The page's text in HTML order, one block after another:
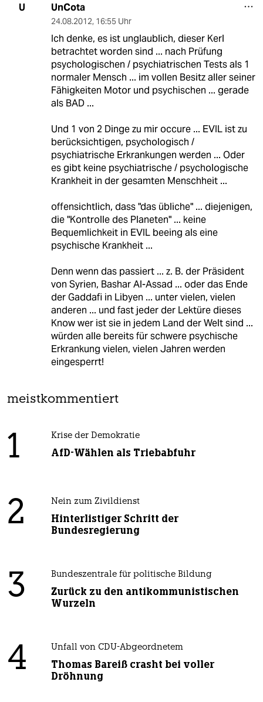
U UnCota
24.08.2012, 16:55 Uhr
Ich denke, es ist unglaublich, dieser Kerl
betrachtet worden sind ... nach Prüfung
psychologischen / psychiatrischen Tests als 1
normaler Mensch ... im vollen Besitz aller seiner
Fähigkeiten Motor und psychischen ... gerade
als BAD ...
Und 1 von 2 Dinge zu mir occure ... EVIL ist zu
berücksichtigen, psychologisch /
psychiatrische Erkrankungen werden ... Oder
es gibt keine psychiatrische / psychologische
Krankheit in der gesamten Menschheit ...
offensichtlich, dass "das übliche" ... diejenigen,
die "Kontrolle des Planeten" ... keine
Bequemlichkeit in EVIL beeing als eine
psychische Krankheit ...
Denn wenn das passiert ... z. B. der Präsident
von Syrien, Bashar Al-Assad ... oder das Ende
der Gaddafi in Libyen ... unter vielen, vielen
anderen ... und fast jeder der Lektüre dieses
Know wer ist sie in jedem Land der Welt sind ...
würden alle bereits für schwere psychische
Erkrankung vielen, vielen Jahren werden
eingesperrt!
meistkommentiert
1 Krise der Demokratie
AfD-Wählen als Triebabfuhr
2 Nein zum Zivildienst
Hinterlistiger Schritt der
Bundesregierung
3 Bundeszentrale für politische Bildung
Zurück zu den antikommunistischen
Wurzeln
4 Unfall von CDU-Abgeordnetem
Thomas Bareiß crasht bei voller
Dröhnung